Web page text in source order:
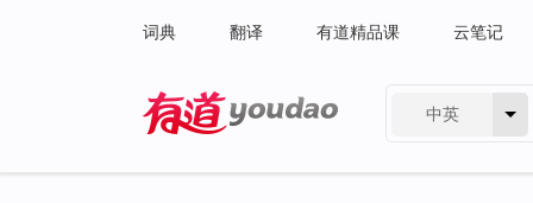
词典 翻译 有道精品课 云笔记
中英